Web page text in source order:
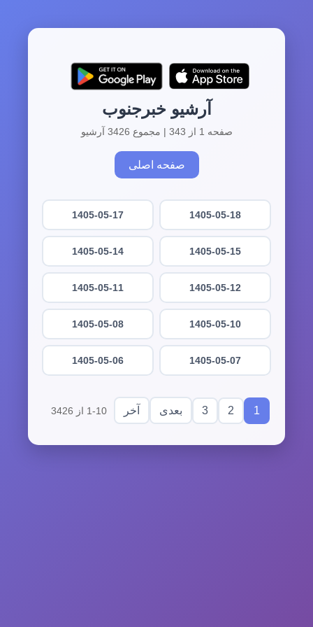
آرشیو خبرجنوب
صفحه 1 از 343 | مجموع 3426 آرشیو
صفحه اصلی
1405-05-18
1405-05-17
1405-05-15
1405-05-14
1405-05-12
1405-05-11
1405-05-10
1405-05-08
1405-05-07
1405-05-06
1
2
3 بعدی آخر 1-10 از 3426